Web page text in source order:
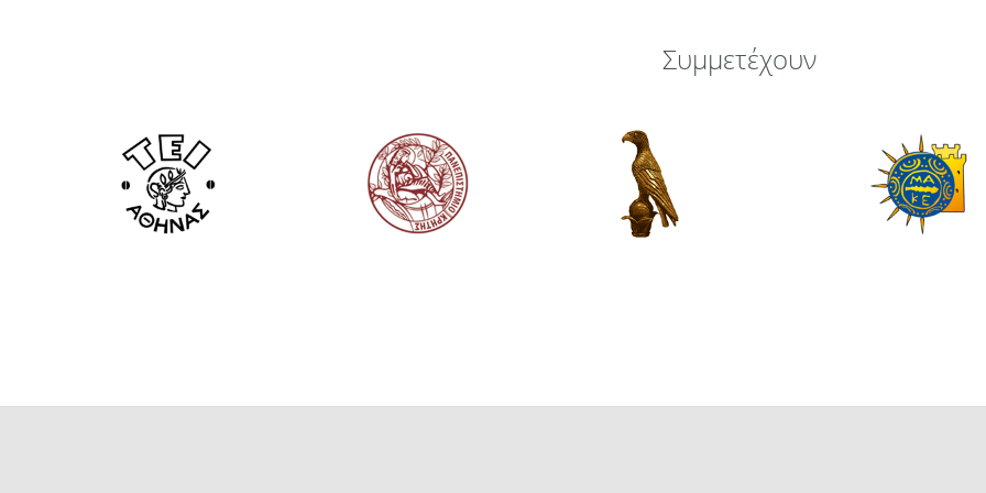
Συμμετέχουν